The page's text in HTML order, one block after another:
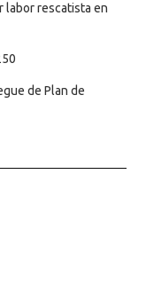
labor rescatista en
de Plan de